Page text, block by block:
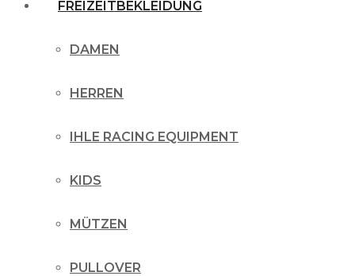
FREIZEITBEKLEIDUNG
DAMEN
HERREN
IHLE RACING EQUIPMENT
KIDS
MÜTZEN
PULLOVER